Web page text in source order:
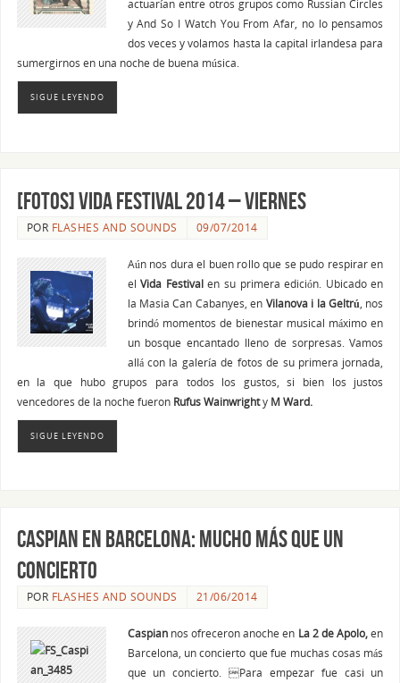
actuarían entre otros grupos como Russian Circles
y And So I Watch You From Afar, no lo pensamos
dos veces y volamos hasta la capital irlandesa para
sumergirnos en una noche de buena música.
SIGUE LEYENDO
[FOTOS] VIDA FESTIVAL 2014 – Viernes
POR FLASHES AND SOUNDS 09/07/2014
Aún nos dura el buen rollo que se pudo respirar en
el Vida Festivalen su primera edición. Ubicado en
la Masia Can Cabanyes, en Vilanova i la Geltrú , nos
brindó momentos de bienestar musical máximo en
un bosque encantado lleno de sorpresas. Vamos
allá con la galería de fotos de su primera jornada,
en la que hubo grupos para todos los gustos, si bien los justos
vencedores de la noche fueronRufus WainwrightyM Ward.
SIGUE LEYENDO
CASPIAN en Barcelona: Mucho más que un
concierto
POR FLASHES AND SOUNDS 21/06/2014
Caspian nos ofreceron anoche en La 2 de Apolo,en
Barcelona, un concierto que fue muchas cosas más
que un concierto. Para empezar fue casi un